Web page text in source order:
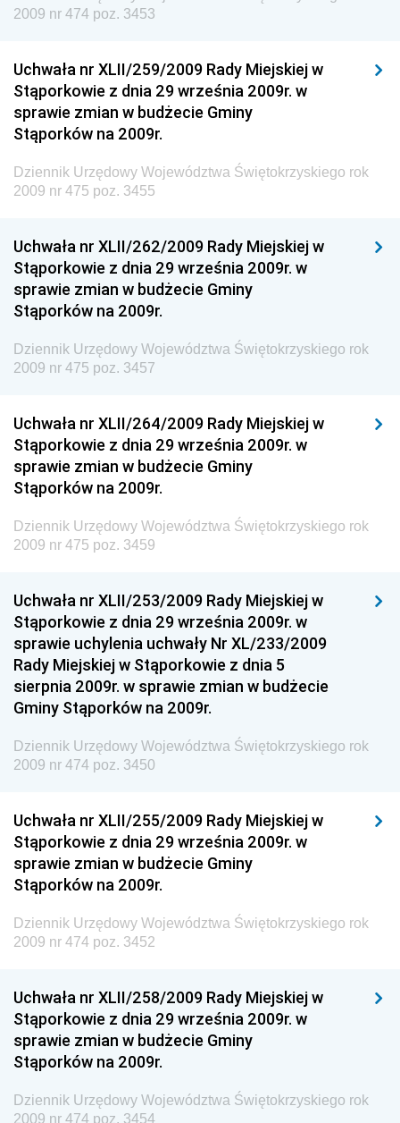
Dziennik Urzędowy Ministra Cyfryzacji
Dziennik Urzędowy Ministra Infrastruktury i
Budownictwa
Dziennik Urzędowy Ministra Gospodarki Morskiej i
Dziennik Urzędowy Ministra Energii
Dziennik Urzędowy Ministra Sprawiedliwości
Dziennik Urzędowy Ministra Rozwoju i Finansów
Dziennik Urzędowy Wyższego Urzędu Górniczego
Dziennik Urzędowy Prezesa Urzędu Transportu
Kolejowego
Technologii
Dziennik Urzędowy Ministra Inwestycji i Rozwoju
Dziennik Urzędowy Naczelnego Dyrektora Archiwów
Państwowych
Dziennik Urzędowy Ministra Finansów, Inwestycji i
Rozwoju
Dziennik Urzędowy Ministra Sportu
Dziennik Urzędowy Ministra Funduszy i Polityki
Regionalnej
Dziennik Urzędowy Ministra Aktywów Państwowych
Dziennik Urzędowy Ministra Zdrowia
Dziennik Urzędowy Ministra Środowiska i Głównego
Inspektora Ochrony Środowiska
Dziennik Urzędowy Ministerstwa Kultury, Dziedzictwa
Narodowego i Sportu
Dziennik Urzędowy Ministra Finansów, Funduszy i
Dziennik Urzędowy Ministra Rozwoju, Pracy i
Dziennik Urzędowy Ministra Kultury, Dziedzictwa
Narodowego i Sportu
Dziennik Urzędowy Ministra Rodziny i Polityki
Społecznej
Dziennik Urzędowy Komendy Głównej Straży
Granicznej
2009 nr 474 poz. 3453
Uchwała nr XLII/259/2009 Rady Miejskiej w
Stąporkowie z dnia 29 września 2009r. w
sprawie zmian w budżecie Gminy
Stąporków na 2009r.
Dziennik Urzędowy Województwa Świętokrzyskiego rok
2009 nr 475 poz. 3455
Uchwała nr XLII/262/2009 Rady Miejskiej w
Stąporkowie z dnia 29 września 2009r. w
sprawie zmian w budżecie Gminy
Stąporków na 2009r.
Dziennik Urzędowy Województwa Świętokrzyskiego rok
2009 nr 475 poz. 3457
Uchwała nr XLII/264/2009 Rady Miejskiej w
Stąporkowie z dnia 29 września 2009r. w
sprawie zmian w budżecie Gminy
Stąporków na 2009r.
Dziennik Urzędowy Województwa Świętokrzyskiego rok
2009 nr 475 poz. 3459
Uchwała nr XLII/253/2009 Rady Miejskiej w
Stąporkowie z dnia 29 września 2009r. w
sprawie uchylenia uchwały Nr XL/233/2009
Rady Miejskiej w Stąporkowie z dnia 5
sierpnia 2009r. w sprawie zmian w budżecie
Gminy Stąporków na 2009r.
Dziennik Urzędowy Województwa Świętokrzyskiego rok
2009 nr 474 poz. 3450
Uchwała nr XLII/255/2009 Rady Miejskiej w
Stąporkowie z dnia 29 września 2009r. w
sprawie zmian w budżecie Gminy
Stąporków na 2009r.
Dziennik Urzędowy Województwa Świętokrzyskiego rok
2009 nr 474 poz. 3452
Uchwała nr XLII/258/2009 Rady Miejskiej w
Stąporkowie z dnia 29 września 2009r. w
sprawie zmian w budżecie Gminy
Stąporków na 2009r.
Dziennik Urzędowy Województwa Świętokrzyskiego rok
2009 nr 474 poz. 3454